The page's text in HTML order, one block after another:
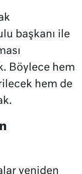
başkanı ile
Böylece hem
hem de
yeniden